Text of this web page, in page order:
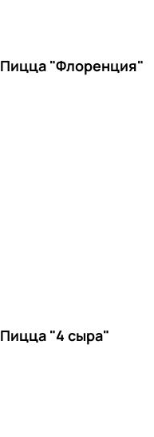
Пицца "Флоренция"
Пицца "4 сыра"